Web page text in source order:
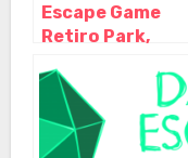
Escape Game
Retiro Park,